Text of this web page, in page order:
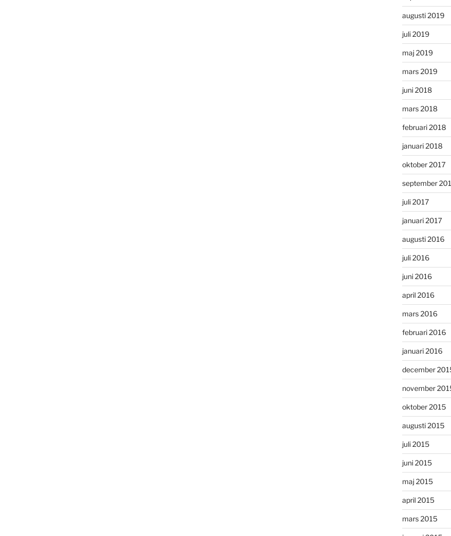
augusti 2019
juli 2019
maj 2019
mars 2019
juni 2018
mars 2018
februari 2018
januari 2018
oktober 2017
september
juli 2017
januari 2017
augusti 2016
juli 2016
juni 2016
april 2016
mars 2016
februari 2016
januari 2016
december
november
oktober 2015
augusti 2015
juli 2015
juni 2015
maj 2015
april 2015
mars 2015